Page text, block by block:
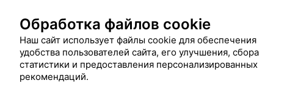
Сертификаты
Обработка файлов cookie
Наш сайт использует файлы cookie для обеспечения
удобства пользователей сайта, его улучшения, сбора
статистики и предоставления персонализированных
рекомендаций.